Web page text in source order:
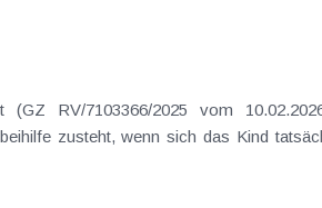
(GZ RV/7103366/2025 vom
zusteht, wenn sich das Kind